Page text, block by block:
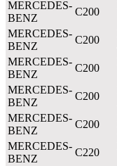
MERCEDES-
BENZ
C200
MERCEDES-
BENZ
C200
MERCEDES-
BENZ
C200
MERCEDES-
BENZ
C200
MERCEDES-
BENZ
C200
MERCEDES-
BENZ
C220